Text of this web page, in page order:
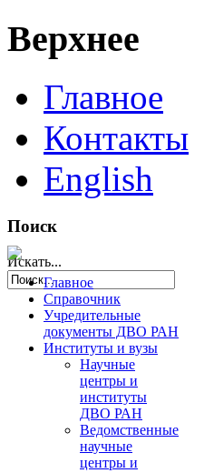
Верхнее
Главное
Контакты
English
Поиск
Искать...
Главное
Справочник
Учредительные
документы ДВО РАН
Институты и вузы
Научные
центры и
институты
ДВО РАН
Ведомственные
научные
центры и